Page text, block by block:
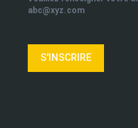
abc@xyz.com
S'INSCRIRE